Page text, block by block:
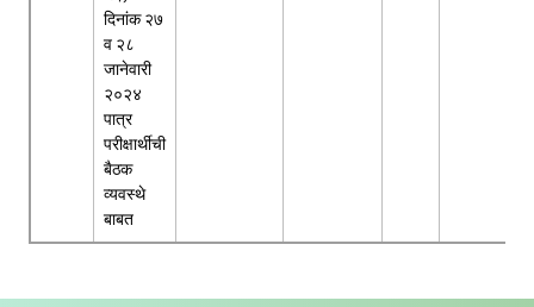
दिनांक २७
व २८
जानेवारी
२०२४
पात्र
परीक्षार्थीची
बैठक
व्यवस्थे
बाबत